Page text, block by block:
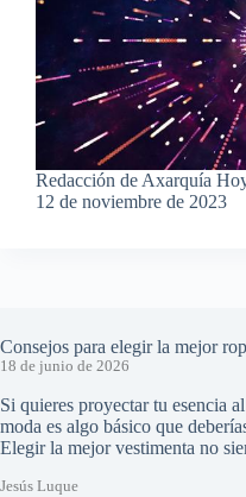
Redacción de Axarquía
12 de noviembre de 2023
Consejos para elegir la mejor
18 de junio de 2026
Si quieres proyectar tu esencia
moda es algo básico que
Elegir la mejor vestimenta no
Jesús Luque